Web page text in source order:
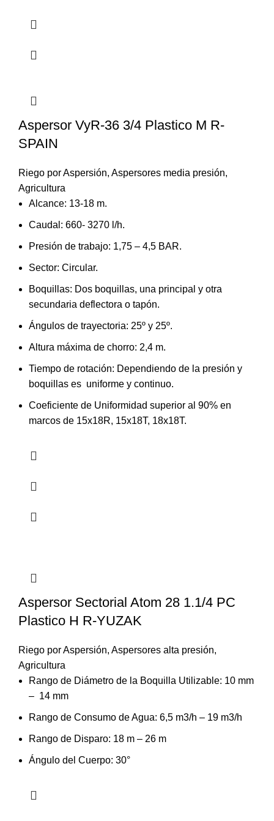
Aspersor VyR-36 3/4 Plastico M R-
SPAIN
Riego por Aspersión, Aspersores media presión,
Agricultura
Alcance: 13-18 m.
Caudal: 660- 3270 l/h.
Presión de trabajo: 1,75 – 4,5 BAR.
Sector: Circular.
Boquillas: Dos boquillas, una principal y otra
secundaria deflectora o tapón.
Ángulos de trayectoria: 25º y 25º.
Altura máxima de chorro: 2,4 m.
Tiempo de rotación: Dependiendo de la presión y
boquillas es uniforme y continuo.
Coeficiente de Uniformidad superior al 90% en
marcos de 15x18R, 15x18T, 18x18T.
Aspersor Sectorial Atom 28 1.1/4 PC
Plastico H R-YUZAK
Riego por Aspersión, Aspersores alta presión,
Agricultura
Rango de Diámetro de la Boquilla Utilizable: 10 mm
– 14 mm
Rango de Consumo de Agua: 6,5 m3/h – 19 m3/h
Rango de Disparo: 18 m – 26 m
Ángulo del Cuerpo: 30°